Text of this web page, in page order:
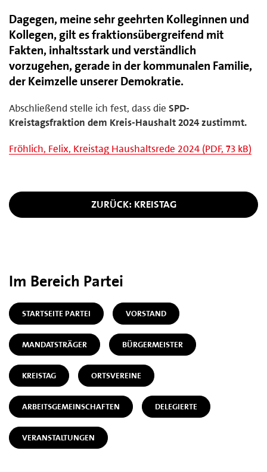
Dagegen, meine sehr geehrten Kolleginnen und
Kollegen, gilt es fraktionsübergreifend mit
Fakten, inhaltsstark und verständlich
vorzugehen, gerade in der kommunalen Familie,
der Keimzelle unserer Demokratie.
Abschließend stelle ich fest, dass die SPD-
Kreistagsfraktion dem Kreis-Haushalt 2024 zustimmt.
Fröhlich, Felix, Kreistag Haushaltsrede 2024 (PDF, 73 kB)
ZURÜCK: KREISTAG
Im Bereich Partei
STARTSEITE PARTEI VORSTAND
MANDATSTRÄGER BÜRGERMEISTER
KREISTAG ORTSVEREINE
ARBEITSGEMEINSCHAFTEN DELEGIERTE
VERANSTALTUNGEN